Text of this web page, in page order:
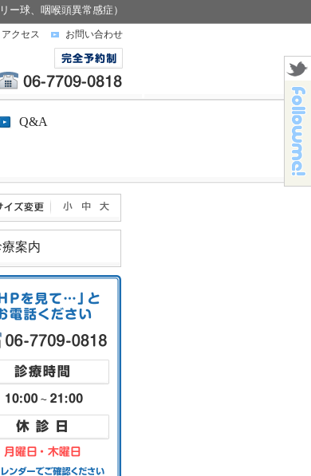
ー球、咽喉頭異常感症）
アクセス お問い合わせ
Q&A
案内